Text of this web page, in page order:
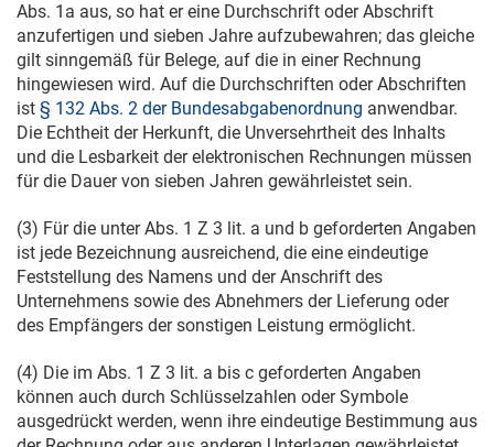
Abs. 1a aus, so hat er eine Durchschrift oder Abschrift
anzufertigen und sieben Jahre aufzubewahren; das gleiche
gilt sinngemäß für Belege, auf die in einer Rechnung
hingewiesen wird. Auf die Durchschriften oder Abschriften
ist § 132 Abs. 2 der Bundesabgabenordnung anwendbar.
Die Echtheit der Herkunft, die Unversehrtheit des Inhalts
und die Lesbarkeit der elektronischen Rechnungen müssen
für die Dauer von sieben Jahren gewährleistet sein.
(3) Für die unter Abs. 1 Z 3 lit. a und b geforderten Angaben
ist jede Bezeichnung ausreichend, die eine eindeutige
Feststellung des Namens und der Anschrift des
Unternehmens sowie des Abnehmers der Lieferung oder
des Empfängers der sonstigen Leistung ermöglicht.
(4) Die im Abs. 1 Z 3 lit. a bis c geforderten Angaben
können auch durch Schlüsselzahlen oder Symbole
ausgedrückt werden, wenn ihre eindeutige Bestimmung aus